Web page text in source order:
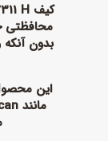
محافظتی
بدون
این
مانندPelican و Vanguard